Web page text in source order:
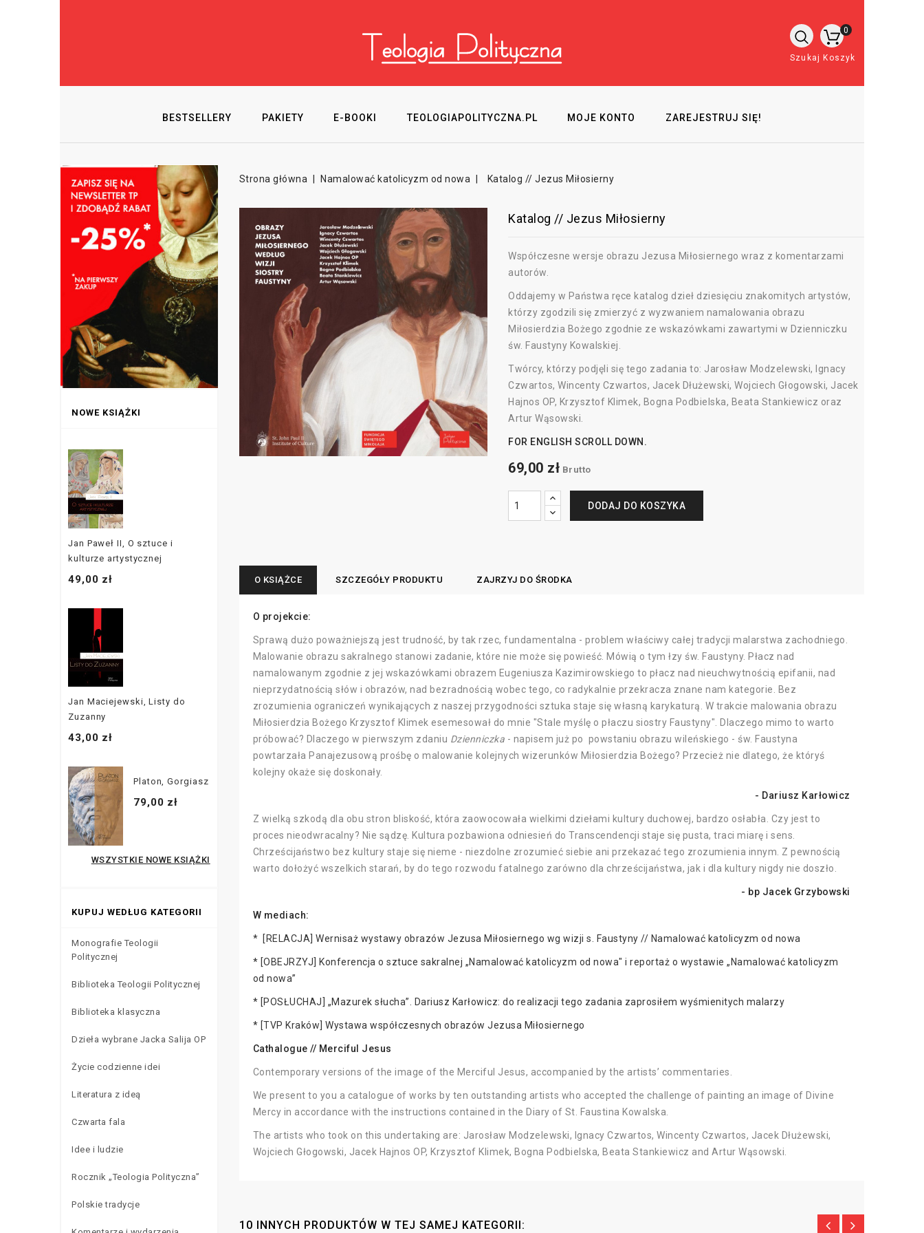
Koszyk
0
Szukaj
BESTSELLERY PAKIETY E-BOOKI TEOLOGIAPOLITYCZNA.PL MOJE KONTO ZAREJESTRUJ SIĘ!
NOWE KSIĄŻKI
Jan Paweł II, O sztuce i
kulturze artystycznej
49,00 zł
Jan Maciejewski, Listy do
Zuzanny
43,00 zł
Platon, Gorgiasz
79,00 zł
WSZYSTKIE NOWE KSIĄŻKI
KUPUJ WEDŁUG KATEGORII
Monografie Teologii
Politycznej
Biblioteka Teologii Politycznej
Biblioteka klasyczna
Dzieła wybrane Jacka Salija OP
Życie codzienne idei
Literatura z ideą
Czwarta fala
Idee i ludzie
Rocznik „Teologia Polityczna”
Polskie tradycje
Strona główna Namalować katolicyzm od nowa Katalog // Jezus Miłosierny
Katalog // Jezus Miłosierny
Współczesne wersje obrazu Jezusa Miłosiernego wraz z komentarzami
autorów.
Oddajemy w Państwa ręce katalog dzieł dziesięciu znakomitych artystów,
którzy zgodzili się zmierzyć z wyzwaniem namalowania obrazu
Miłosierdzia Bożego zgodnie ze wskazówkami zawartymi w Dzienniczku
św. Faustyny Kowalskiej.
Twórcy, którzy podjęli się tego zadania to: Jarosław Modzelewski, Ignacy
Czwartos, Wincenty Czwartos, Jacek Dłużewski, Wojciech Głogowski, Jacek
Hajnos OP, Krzysztof Klimek, Bogna Podbielska, Beata Stankiewicz oraz
Artur Wąsowski.
FOR ENGLISH SCROLL DOWN.
69,00 zł Brutto
DODAJ DO KOSZYKA
O KSIĄŻCE SZCZEGÓŁY PRODUKTU ZAJRZYJ DO ŚRODKA
O projekcie:
Sprawą dużo poważniejszą jest trudność, by tak rzec, fundamentalna - problem właściwy całej tradycji malarstwa zachodniego.
Malowanie obrazu sakralnego stanowi zadanie, które nie może się powieść. Mówią o tym łzy św. Faustyny. Płacz nad
namalowanym zgodnie z jej wskazówkami obrazem Eugeniusza Kazimirowskiego to płacz nad nieuchwytnością epifanii, nad
nieprzydatnością słów i obrazów, nad bezradnością wobec tego, co radykalnie przekracza znane nam kategorie. Bez
zrozumienia ograniczeń wynikających z naszej przygodności sztuka staje się własną karykaturą. W trakcie malowania obrazu
Miłosierdzia Bożego Krzysztof Klimek esemesował do mnie "Stale myślę o płaczu siostry Faustyny". Dlaczego mimo to warto
próbować? Dlaczego w pierwszym zdaniu Dzienniczka - napisem już po powstaniu obrazu wileńskiego - św. Faustyna
powtarzała Panajezusową prośbę o malowanie kolejnych wizerunków Miłosierdzia Bożego? Przecież nie dlatego, że któryś
kolejny okaże się doskonały.
- Dariusz Karłowicz
Z wielką szkodą dla obu stron bliskość, która zaowocowała wielkimi dziełami kultury duchowej, bardzo osłabła. Czy jest to
proces nieodwracalny? Nie sądzę. Kultura pozbawiona odniesień do Transcendencji staje się pusta, traci miarę i sens.
Chrześcijaństwo bez kultury staje się nieme - niezdolne zrozumieć siebie ani przekazać tego zrozumienia innym. Z pewnością
warto dołożyć wszelkich starań, by do tego rozwodu fatalnego zarówno dla chrześcijaństwa, jak i dla kultury nigdy nie doszło.
- bp Jacek Grzybowski
W mediach:
* [RELACJA] Wernisaż wystawy obrazów Jezusa Miłosiernego wg wizji s. Faustyny // Namalować katolicyzm od nowa
* [OBEJRZYJ] Konferencja o sztuce sakralnej „Namalować katolicyzm od nowa" i reportaż o wystawie „Namalować katolicyzm
od nowa”
* [POSŁUCHAJ] „Mazurek słucha”. Dariusz Karłowicz: do realizacji tego zadania zaprosiłem wyśmienitych malarzy
* [TVP Kraków] Wystawa współczesnych obrazów Jezusa Miłosiernego
Cathalogue // Merciful Jesus
Contemporary versions of the image of the Merciful Jesus, accompanied by the artists’ commentaries.
We present to you a catalogue of works by ten outstanding artists who accepted the challenge of painting an image of Divine
Mercy in accordance with the instructions contained in the Diary of St. Faustina Kowalska.
The artists who took on this undertaking are: Jarosław Modzelewski, Ignacy Czwartos, Wincenty Czwartos, Jacek Dłużewski,
Wojciech Głogowski, Jacek Hajnos OP, Krzysztof Klimek, Bogna Podbielska, Beata Stankiewicz and Artur Wąsowski.
10 INNYCH PRODUKTÓW W TEJ SAMEJ KATEGORII: